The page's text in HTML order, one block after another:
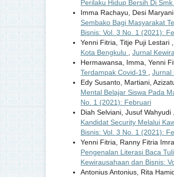
Perilaku Hidup Bersih Di
Imma Rachayu, Desi
Sembako Bagi Masyarakat
Bisnis: Vol. 3 No. 1 (2021):
Yenni Fitria, Titje Puji Lestari
Kota Bengkulu , Jurnal
Hermawansa, Imma, Yenni
Terdampak Covid-19 , Jurnal
Edy Susanto, Martiani,
Mental Belajar Siswa Pada
No. 1 (2021): Februari
Diah Selviani, Jusuf
Kandidat Security Melalui
Bisnis: Vol. 3 No. 1 (2021):
Yenni Fitria, Ranny Fitria
Pengenalan Literasi Baca
Kewirausahaan dan Bisnis:
Antonius Antonius, Rita